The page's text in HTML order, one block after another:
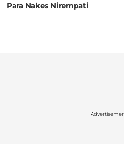
Para Nakes Nirempati